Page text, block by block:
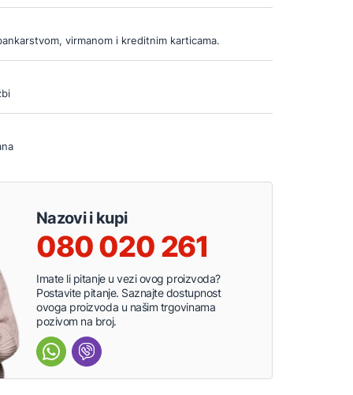
virmanom i kreditnim karticama.
Nazovi i kupi
080 020 261
Imate li pitanje u vezi ovog proizvoda?
Postavite pitanje. Saznajte dostupnost
ovoga proizvoda u našim trgovinama
pozivom na broj.